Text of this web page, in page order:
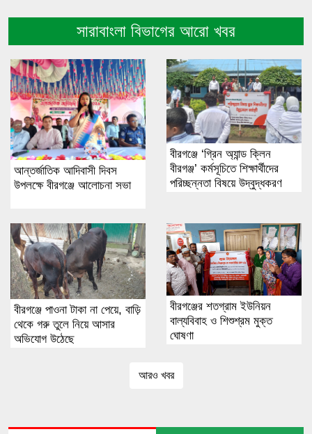
সারাবাংলা বিভাগের আরো খবর
আন্তর্জাতিক আদিবাসী দিবস
উপলক্ষে বীরগঞ্জে আলোচনা সভা
বীরগঞ্জে ‘গ্রিন অ্যান্ড ক্লিন
বীরগঞ্জ’ কর্মসূচিতে শিক্ষার্থীদের
পরিচ্ছন্নতা বিষয়ে উদ্বুদ্ধকরণ
বীরগঞ্জে পাওনা টাকা না পেয়ে, বাড়ি
থেকে গরু তুলে নিয়ে আসার
অভিযোগ উঠেছে
বীরগঞ্জের শতগ্রাম ইউনিয়ন
বাল্যবিবাহ ও শিশুশ্রম মুক্ত
ঘোষণা
আরও খবর